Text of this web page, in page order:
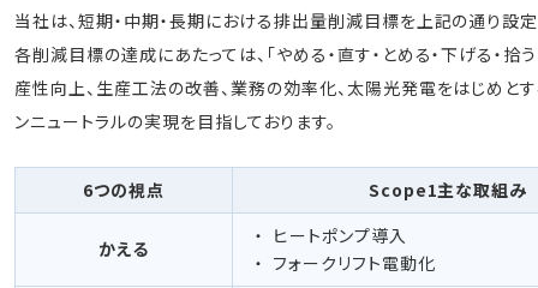
当社は、短期・中期・長期における排出量削減目標を上記の通り設定
各削減目標の達成にあたっては、「やめる・直す・とめる・下げる・
産性向上、生産工法の改善、業務の効率化、太陽光発電をはじめ
ンニュートラルの実現を目指しております。
6つの視点 Scope1主な取組み
かえる
ヒートポンプ導入
フォークリフト電動化